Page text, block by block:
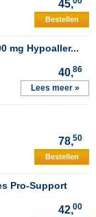
45,
Bestellen
mg Hypoaller...
40,86
Lees meer »
78,50
Bestellen
Pro-Support
42,00